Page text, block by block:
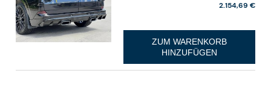
2.154,69 €
ZUM WARENKORB
HINZUFÜGEN